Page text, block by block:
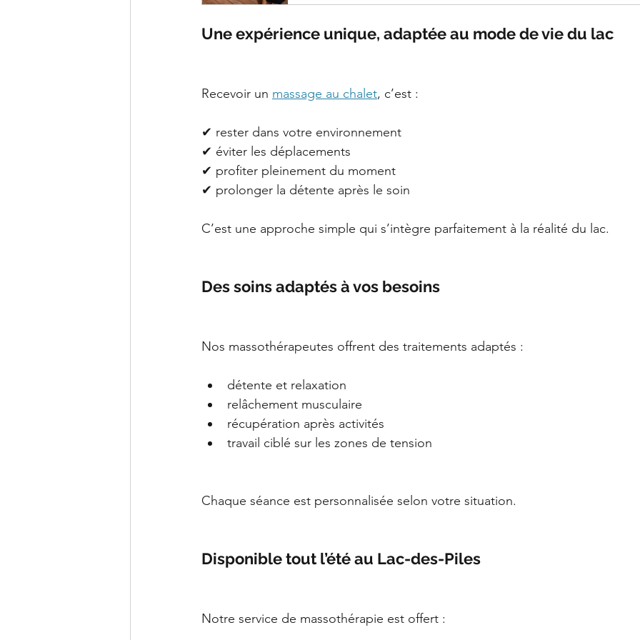
Une expérience unique, adaptée au mode de vie du lac
Recevoir un massage au chalet, c’est :
✔ rester dans votre environnement
✔ éviter les déplacements
✔ profiter pleinement du moment
✔ prolonger la détente après le soin
C’est une approche simple qui s’intègre parfaitement à la réalité du lac.
Des soins adaptés à vos besoins
Nos massothérapeutes offrent des traitements adaptés :
détente et relaxation
relâchement musculaire
récupération après activités
travail ciblé sur les zones de tension
Chaque séance est personnalisée selon votre situation.
Disponible tout l’été au Lac-des-Piles
Notre service de massothérapie est offert :